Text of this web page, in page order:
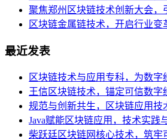
聚焦郑州区块链技术创新大会，
区块链金属链技术，开启行业变
最近发表
区块链技术与应用专科，为数
王信区块链技术，锚定可信数字
规范与创新共生，区块链应用技
Java赋能区块链应用，技术实践
柴跃廷区块链网核心技术，筑牢